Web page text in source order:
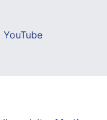
YouTube